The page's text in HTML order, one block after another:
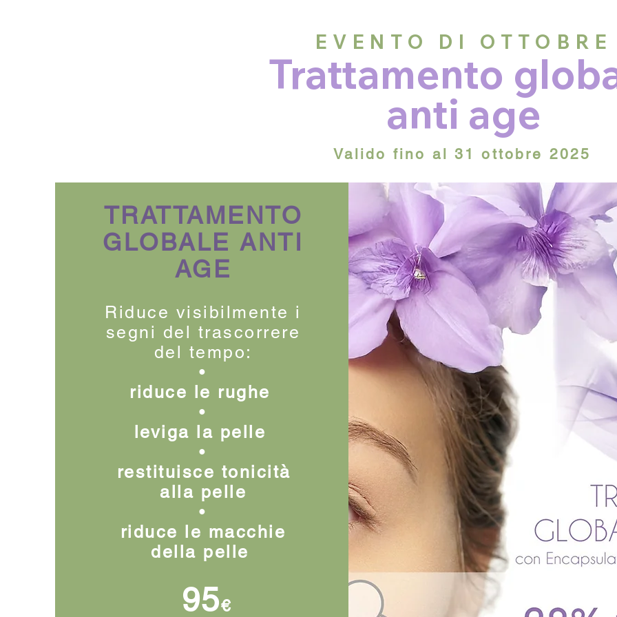
EVENTO DI OTTOBRE
Trattamento
anti age
Valido fino al 31 ottobre 2025
TRATTAMENTO
GLOBALE ANTI
AGE
Riduce visibilmente i
segni del trascorrere
del tempo:
•
riduce le rughe
•
leviga la pelle
•
⁠restituisce tonicità
alla pelle
•
riduce le macchie
della pelle
95€